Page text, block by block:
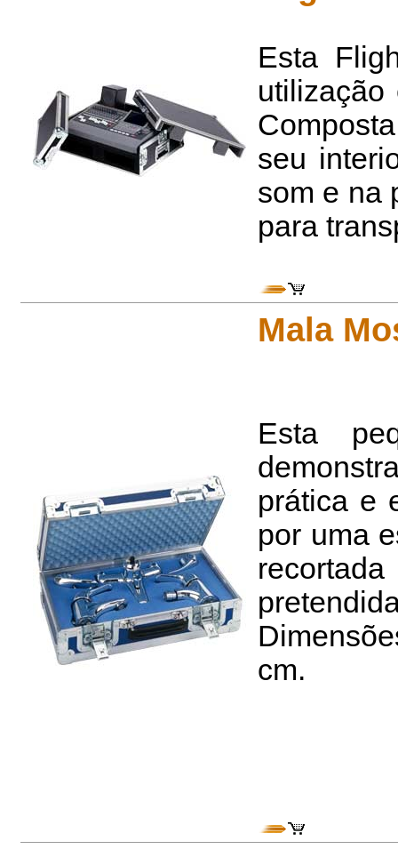
Esta
utilização
seu
som e na
para
Mala
Esta
prática e
por uma
cm.